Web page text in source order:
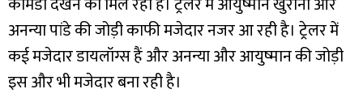
अनन्या पांडे की जोड़ी काफी मजेदार नजर आ रही है। ट्रेलर में
कई मजेदार डायलॉग्स हैं और अनन्या और आयुष्मान की जोड़ी
इस और भी मजेदार बना रही है।